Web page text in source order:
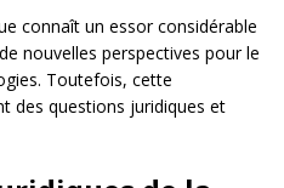
connaît un essor considérable
nouvelles perspectives pour le
Toutefois, cette
des questions juridiques et